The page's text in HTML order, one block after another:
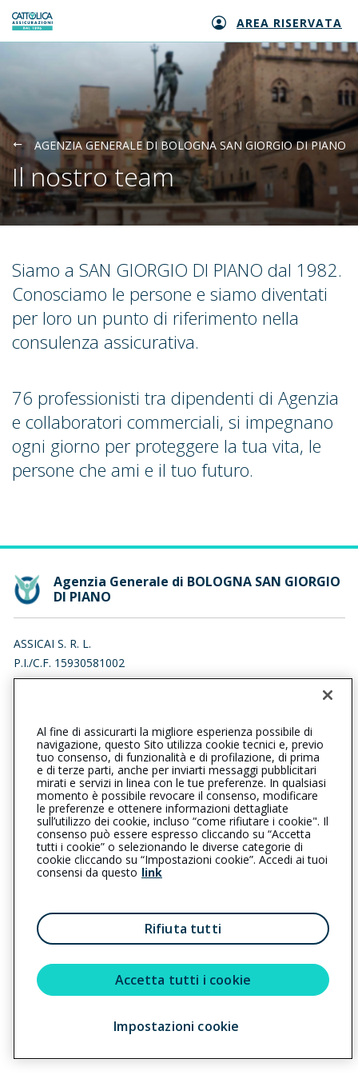
Generali logo AREA RISERVATA
AGENZIA GENERALE DI BOLOGNA SAN GIORGIO DI PIANO
Il nostro team
Siamo a SAN GIORGIO DI PIANO dal 1982.
Conosciamo le persone e siamo diventati
per loro un punto di riferimento nella
consulenza assicurativa.
76 professionisti tra dipendenti di Agenzia
e collaboratori commerciali, si impegnano
ogni giorno per proteggere la tua vita, le
persone che ami e il tuo futuro.
Agenzia Generale di BOLOGNA SAN GIORGIO
DI PIANO
ASSICAI S. R. L.
P.I./C.F. 15930581002
VIA XXIV MAGGIO 43, 00187 ROMA (RM)
051537322 051537336
bolognasangiorgiodipiano@cattolica.it
assicai@pec.agritel.it
L’intermediario è soggetto al controllo dell’IVASS. Consulta il
Registro RUI al seguentelink
Privacy | Cookie |
Il Gruppo Generali
Reclami
| Note legali |
Accessibilità
Copyright © 2023 - Cattolica Assicurazioni è un marchio commerciale di
Generali Italia S.p.A. - Partita IVA del Gruppo Assicurazioni Generali S.p.A.
Al fine di assicurarti la migliore esperienza possibile di
navigazione, questo Sito utilizza cookie tecnici e, previo
tuo consenso, di funzionalità e di profilazione, di prima
e di terze parti, anche per inviarti messaggi pubblicitari
mirati e servizi in linea con le tue preferenze. In qualsiasi
momento è possibile revocare il consenso, modificare
le preferenze e ottenere informazioni dettagliate
sull’utilizzo dei cookie, incluso “come rifiutare i cookie". Il
consenso può essere espresso cliccando su “Accetta
tutti i cookie” o selezionando le diverse categorie di
cookie cliccando su “Impostazioni cookie”. Accedi ai tuoi
consensi da questo link
Rifiuta tutti
Accetta tutti i cookie
Impostazioni cookie